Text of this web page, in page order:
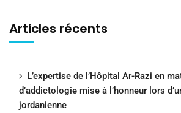
Articles récents
L’expertise de l’Hôpital Ar-Razi en
d’addictologie mise à l’honneur lors
jordanienne